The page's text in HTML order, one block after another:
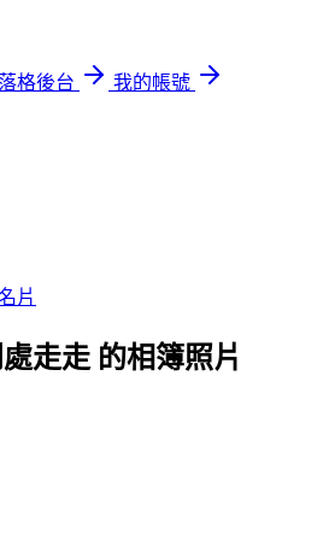
格後台
我的帳號
片
走走 的相簿照片